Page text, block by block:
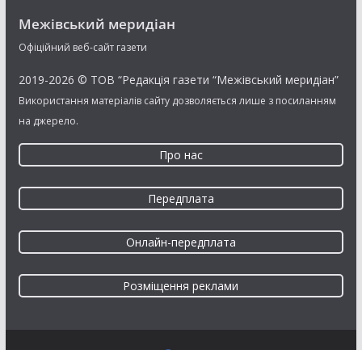
Межівський меридіан
Офіційний веб-сайт газети
2019-2026 © ТОВ “Редакція газети “Межівський меридіан”
Використання матеріалів сайту дозволяється лише з посиланням
на джерело.
Про нас
Передплата
Онлайн-передплата
Розміщення реклами